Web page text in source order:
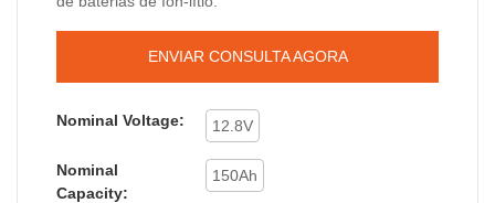
ENVIAR CONSULTA AGORA
Nominal Voltage: 12.8V
Nominal
Capacity:
150Ah